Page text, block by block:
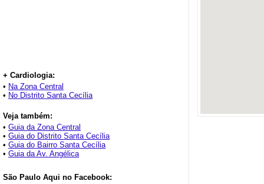
+ Cardiologia:
• Na Zona Central
• No Distrito Santa Cecília
Veja também:
• Guia da Zona Central
• Guia do Distrito Santa Cecília
• Guia do Bairro Santa Cecília
• Guia da Av. Angélica
São Paulo Aqui no Facebook: